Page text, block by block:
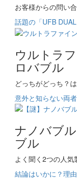
お客様からの問い
話題の「UFB
ウルトラ
ロバブル
どっちがどっち？
意外と知らない両
ナノバブ
ブル
よく聞く2つの人気
結論はいかに？理